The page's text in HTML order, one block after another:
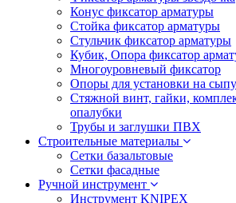
Конус фиксатор арматуры
Стойка фиксатор арматуры
Стульчик фиксатор арматуры
Кубик, Опора фиксатор
Многоуровневый фиксатор
Опоры для установки на
Стяжной винт, гайки,
опалубки
Трубы и заглушки ПВХ
Строительные материалы
Сетки базальтовые
Сетки фасадные
Ручной инструмент
Инструмент KNIPEX